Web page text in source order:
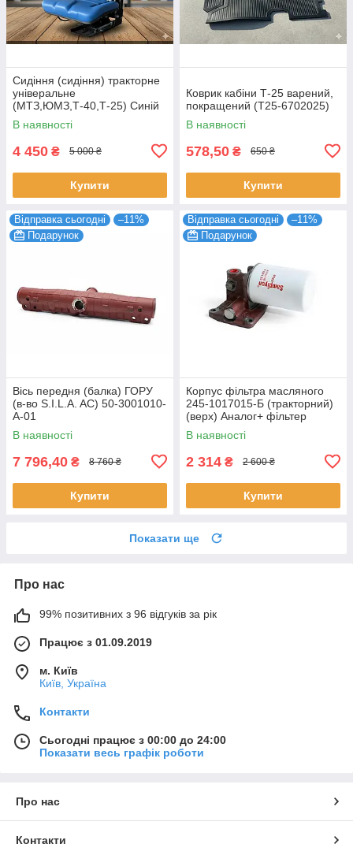
Сидіння (сидіння) тракторне
універальне
(МТЗ,ЮМЗ,Т-40,Т-25) Синій
колір
В наявності
4 450 ₴ 5 000 ₴
Купити
Коврик кабіни Т-25 варений,
покращений (Т25-6702025)
В наявності
578,50 ₴ 650 ₴
Купити
Відправка сьогодні
–11%
Подарунок
Вісь передня (балка) ГОРУ
(в-во S.I.L.A. AC) 50-3001010-
А-01
В наявності
7 796,40 ₴ 8 760 ₴
Купити
Відправка сьогодні
–11%
Подарунок
Корпус фільтра масляного
245-1017015-Б (тракторний)
(верх) Аналог+ фільтер
S.I.L.A (у зборі)
В наявності
2 314 ₴ 2 600 ₴
Купити
Показати ще
Про нас
99% позитивних з 96 відгуків за рік
Працює з 01.09.2019
м. Київ
Київ, Україна
Контакти
Сьогодні працює з 00:00 до 24:00
Показати весь графік роботи
Про нас
Контакти